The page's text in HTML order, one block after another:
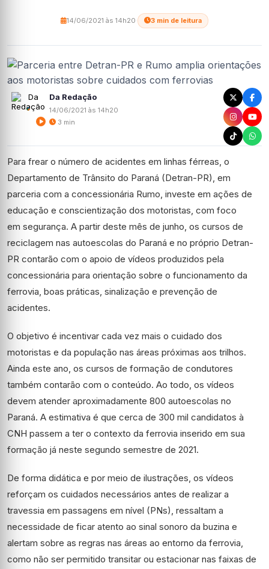
14/06/2021 às 14h20 3 min de leitura
Da Redação
14/06/2021 às 14h20
3 min
Para frear o número de acidentes em linhas férreas, o
Departamento de Trânsito do Paraná (Detran-PR), em
parceria com a concessionária Rumo, investe em ações de
educação e conscientização dos motoristas, com foco
em segurança. A partir deste mês de junho, os cursos de
reciclagem nas autoescolas do Paraná e no próprio Detran-
PR contarão com o apoio de vídeos produzidos pela
concessionária para orientação sobre o funcionamento da
ferrovia, boas práticas, sinalização e prevenção de
acidentes.
O objetivo é incentivar cada vez mais o cuidado dos
motoristas e da população nas áreas próximas aos trilhos.
Ainda este ano, os cursos de formação de condutores
também contarão com o conteúdo. Ao todo, os vídeos
devem atender aproximadamente 800 autoescolas no
Paraná. A estimativa é que cerca de 300 mil candidatos à
CNH passem a ter o contexto da ferrovia inserido em sua
formação já neste segundo semestre de 2021.
De forma didática e por meio de ilustrações, os vídeos
reforçam os cuidados necessários antes de realizar a
travessia em passagens em nível (PNs), ressaltam a
necessidade de ficar atento ao sinal sonoro da buzina e
alertam sobre as regras nas áreas ao entorno da ferrovia,
como não ser permitido transitar ou estacionar nas faixas de